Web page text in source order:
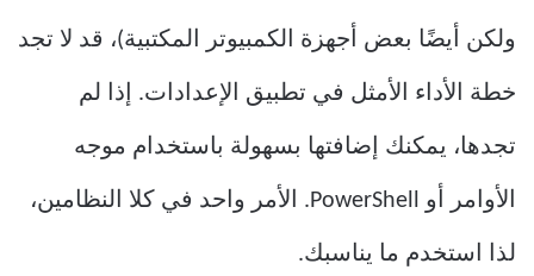
ولكن أيضًا بعض أجهزة الكمبيوتر المكتبية)، قد لا تجد
خطة الأداء الأمثل في تطبيق الإعدادات. إذا لم
تجدها، يمكنك إضافتها بسهولة باستخدام موجه
الأوامر أو PowerShell. الأمر واحد في كلا النظامين،
لذا استخدم ما يناسبك.